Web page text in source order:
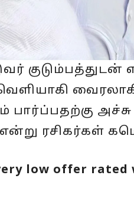
பார்ப்பதற்கு
ரசிகர்கள்
low offer